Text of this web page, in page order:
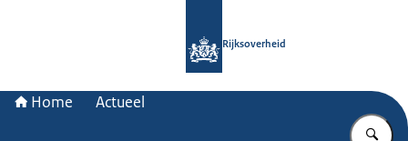
Rijksoverheid
Home Actueel